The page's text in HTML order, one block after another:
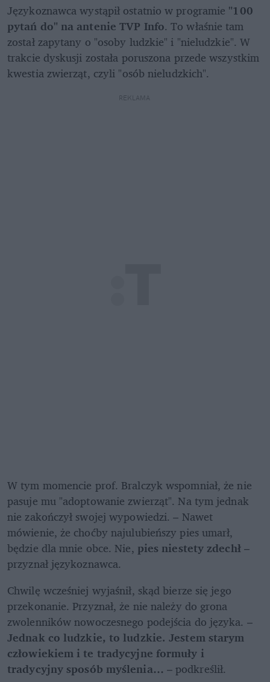
Językoznawca wystąpił ostatnio w programie "100
pytań do" na antenie TVP Info. To właśnie tam
został zapytany o "osoby ludzkie" i "nieludzkie". W
trakcie dyskusji została poruszona przede wszystkim
kwestia zwierząt, czyli "osób nieludzkich".
REKLAMA
W tym momencie prof. Bralczyk wspomniał, że nie
pasuje mu "adoptowanie zwierząt". Na tym jednak
nie zakończył swojej wypowiedzi. – Nawet
mówienie, że choćby najulubieńszy pies umarł,
będzie dla mnie obce. Nie, pies niestety zdechł –
przyznał językoznawca.
Chwilę wcześniej wyjaśnił, skąd bierze się jego
przekonanie. Przyznał, że nie należy do grona
zwolenników nowoczesnego podejścia do języka. –
Jednak co ludzkie, to ludzkie. Jestem starym
człowiekiem i te tradycyjne formuły i
tradycyjny sposób myślenia… – podkreślił.